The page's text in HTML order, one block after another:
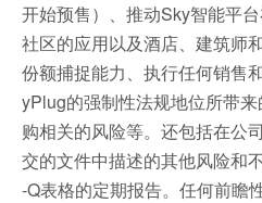
开始预售）、推动Sky智能平
社区的应用以及酒店、建筑师
份额捕捉能力、执行任何销售
yPlug的强制性法规地位所带
购相关的风险等。还包括在公
交的文件中描述的其他风险和
-Q表格的定期报告。任何前瞻